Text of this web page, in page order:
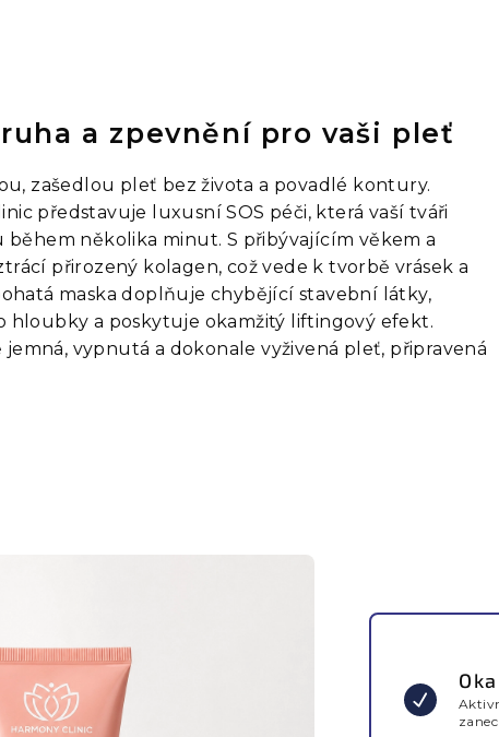
a zpevnění pro vaši pleť
zašedlou pleť bez života a povadlé kontury.
představuje luxusní SOS péči, která vaší tváři
několika minut. S přibývajícím věkem a
přirozený kolagen, což vede k tvorbě vrásek a
maska doplňuje chybějící stavební látky,
hloubky a poskytuje okamžitý liftingový efekt.
jemná, vypnutá a dokonale vyživená pleť, připravená